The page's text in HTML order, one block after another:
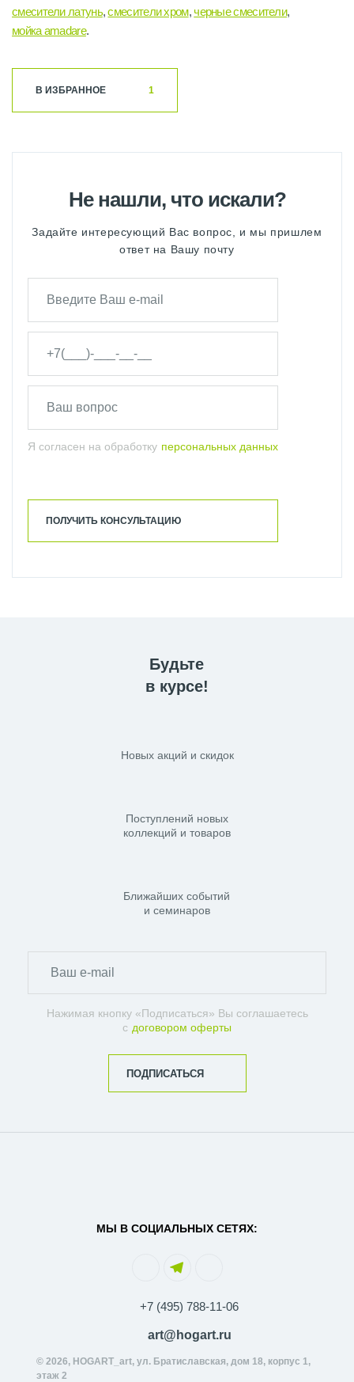
смесители латунь,смесители хром,черные смесители,
мойка amadare.
В ИЗБРАННОЕ 1
Не нашли, что искали?
Задайте интересующий Вас вопрос, и мы пришлем
ответ на Вашу почту
Я согласен на обработку персональных данных
ПОЛУЧИТЬ КОНСУЛЬТАЦИЮ
Будьте
в курсе!
Новых акций и скидок
Поступлений новых
коллекций и товаров
Ближайших событий
и семинаров
Нажимая кнопку «Подписаться» Вы соглашаетесь
с договором оферты
ПОДПИСАТЬСЯ
МЫ В СОЦИАЛЬНЫХ СЕТЯХ:
+7 (495) 788-11-06
art@hogart.ru
© 2026, HOGART_art, ул. Братиславская, дом 18, корпус 1,
этаж 2